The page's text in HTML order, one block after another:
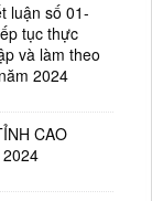
luận số 01-
tục thực
và làm theo
2024
CAO
2024